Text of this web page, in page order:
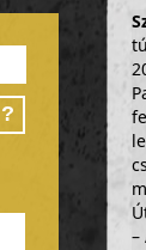
?
–